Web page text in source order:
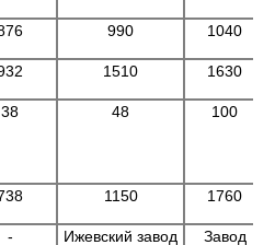
990 1040
1510 1630
38 48 100
1150 1760
-
Ижевский завод
Завод